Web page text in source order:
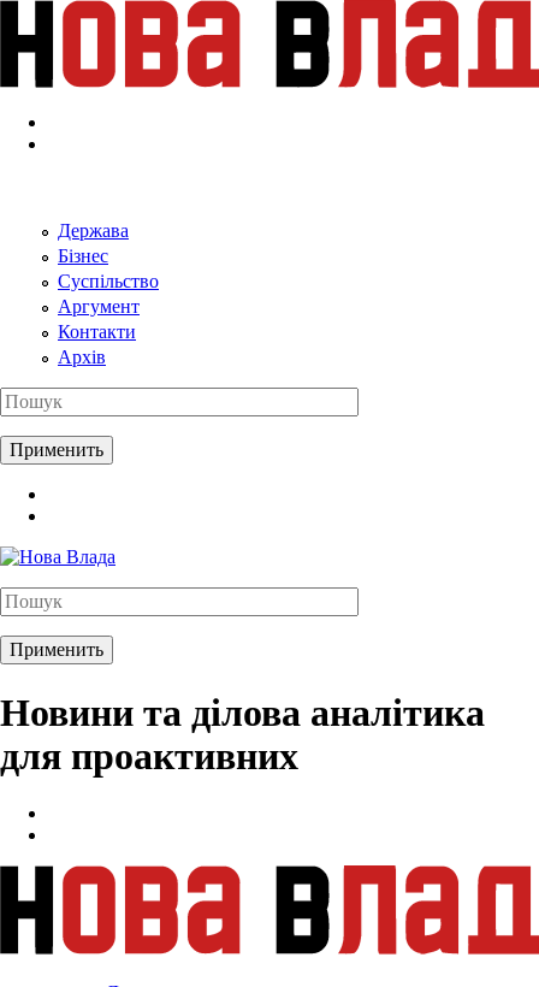
Перейти к основному содержанию
Держава
Бізнес
Суспільство
Аргумент
Контакти
Архів
Новини та ділова аналітика
для проактивних